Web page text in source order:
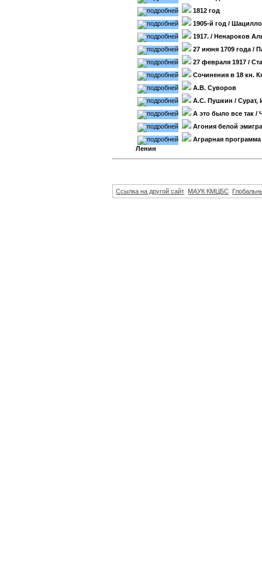
1812 год
1905-й год /
1917. / Ненароков
27 июня 1709 года /
27 февраля 1917 /
Cочинения в 18 кн.
А.В. Суворов
А.С. Пушкин / Сурат,
А это было все так /
Агония белой
Аграрная
Ленин
Ссылка на другой сайт МАУК КМЦБС